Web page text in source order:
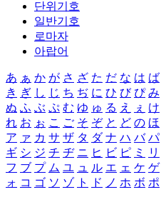
단위기호
일반기호
로마자
아랍어
あ ぁ か が さ ざ た だ な は ば
き ぎ し じ ち ぢ に ひ び ぴ み
ぬ ふ ぶ ぷ む ゆ ゅ る え ぇ け
れ お ぉ こ ご そ ぞ と ど の ほ
ア ァ カ サ ザ タ ダ ナ ハ バ パ
ギ シ ジ チ ヂ ニ ヒ ビ ピ ミ リ
フ ブ プ ム ユ ュ ル エ ェ ケ ゲ
ォ コ ゴ ソ ゾ ト ド ノ ホ ボ ポ